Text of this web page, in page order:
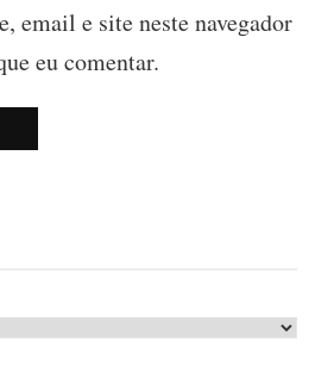
email e site neste navegador
eu comentar.